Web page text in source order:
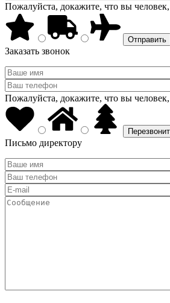
Пожалуйста, докажите, что вы
Заказать звонок
Пожалуйста, докажите, что вы
Письмо директору